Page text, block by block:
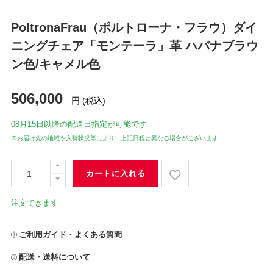
PoltronaFrau（ポルトローナ・フラウ）ダイ
ニングチェア「モンテーラ」革 ハバナブラウ
ン色/キャメル色
506,000 円 (税込)
08月15日 以降の配送日指定が可能です
※お届け先の地域や入荷状況等により、上記日程と異なる場合がございます
カートに入れる
注文できます
ご利用ガイド・よくある質問
配送・送料について